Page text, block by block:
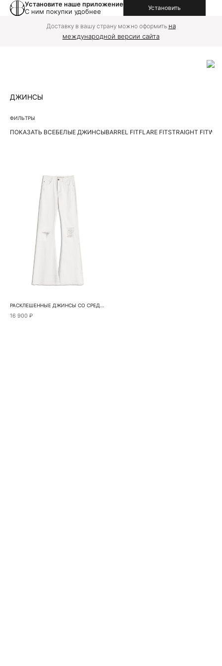
Установите наше приложение
С ним покупки удобнее
Установить
Доставку в вашу страну можно оформить на
международной версии сайта
ДЖИНСЫ
ФИЛЬТРЫ
ПОКАЗАТЬ ВСЕБЕЛЫЕ ДЖИНСЫBARREL FITFLARE FITSTRAIGHT FIT
РАСКЛЕШЕННЫЕ ДЖИНСЫ СО СРЕДНЕЙ ПОСАДКОЙ
16 900 ₽